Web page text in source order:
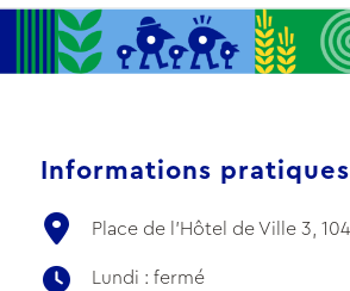
Informations pratiques
Place de l'Hôtel de Ville 3,
Lundi : fermé